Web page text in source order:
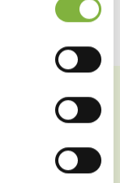
via WhatsApp
par mail